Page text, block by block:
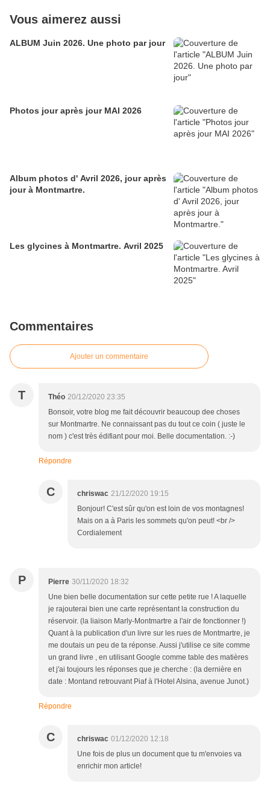
Vous aimerez aussi
ALBUM Juin 2026. Une photo par jour
Photos jour après jour MAI 2026
Album photos d' Avril 2026, jour après
jour à Montmartre.
Les glycines à Montmartre. Avril 2025
Commentaires
Ajouter un commentaire
T Théo 20/12/2020 23:35
Bonsoir, votre blog me fait découvrir beaucoup dee choses
sur Montmartre. Ne connaissant pas du tout ce coin ( juste le
nom ) c'est très édifiant pour moi. Belle documentation. :-)
Répondre
C chriswac 21/12/2020 19:15
Bonjour! C'est sûr qu'on est loin de vos montagnes!
Mais on a à Paris les sommets qu'on peut! <br />
Cordialement
P Pierre 30/11/2020 18:32
Une bien belle documentation sur cette petite rue ! A laquelle
je rajouterai bien une carte représentant la construction du
réservoir. (la liaison Marly-Montmartre a l'air de fonctionner !)
Quant à la publication d'un livre sur les rues de Montmartre, je
me doutais un peu de ta réponse. Aussi j'utilise ce site comme
un grand livre , en utilisant Google comme table des matières
et j'ai toujours les réponses que je cherche : (la dernière en
date : Montand retrouvant Piaf à l'Hotel Alsina, avenue Junot.)
Répondre
C chriswac 01/12/2020 12:18
Une fois de plus un document que tu m'envoies va
enrichir mon article!